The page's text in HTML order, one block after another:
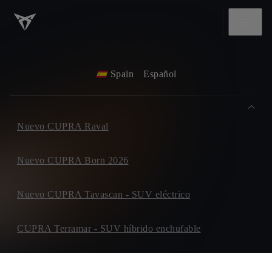
Spain Español
Nuevo CUPRA Raval
Nuevo CUPRA Born 2026
Nuevo CUPRA Tavascan - SUV eléctrico
CUPRA Terramar - SUV híbrido enchufable